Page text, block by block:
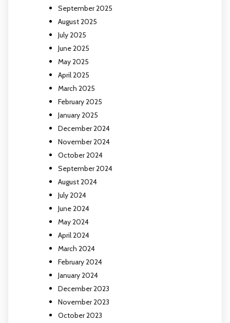
September 2025
August 2025
July 2025
June 2025
May 2025
April 2025
March 2025
February 2025
January 2025
December 2024
November 2024
October 2024
September 2024
August 2024
July 2024
June 2024
May 2024
April 2024
March 2024
February 2024
January 2024
December 2023
November 2023
October 2023